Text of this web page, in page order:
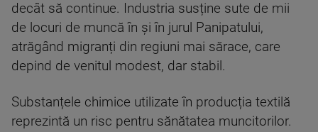
decât să continue. Industria susține sute de mii
de locuri de muncă în și în jurul Panipatului,
atrăgând migranți din regiuni mai sărace, care
depind de venitul modest, dar stabil.
Substanțele chimice utilizate în producția textilă
reprezintă un risc pentru sănătatea muncitorilor.